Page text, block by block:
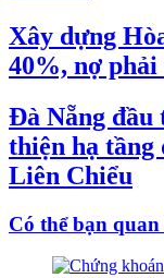
Xây dựng
40%, nợ phải
Đà Nẵng đầu
thiện hạ tầng
Liên Chiểu
Có thể bạn quan